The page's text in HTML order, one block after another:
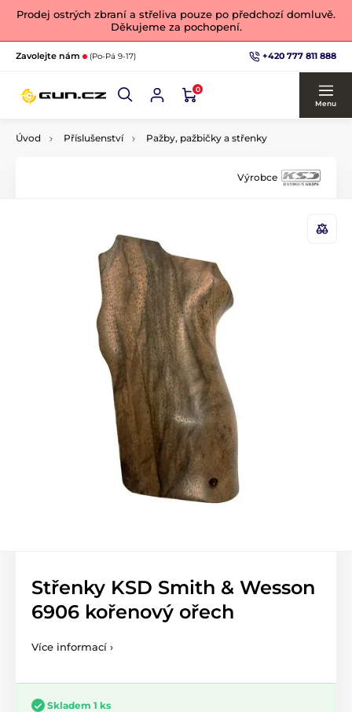
Prodej ostrých zbraní a střeliva pouze po předchozí domluvě.
Děkujeme za pochopení.
Zavolejte nám (Po-Pá 9-17) +420 777 811 888
0
Menu
Úvod Příslušenství Pažby, pažbičky a střenky
Výrobce
Střenky KSD Smith & Wesson
6906 kořenový ořech
Více informací ›
Skladem 1 ks